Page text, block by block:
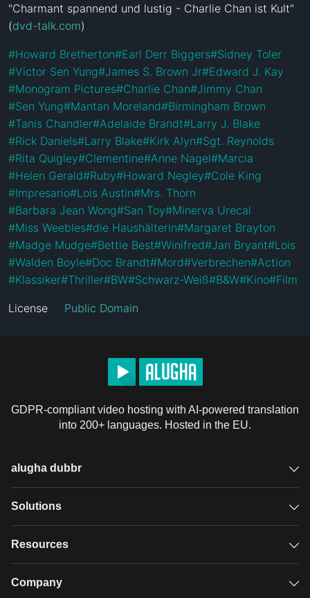
"Charmant spannend und lustig - Charlie Chan ist Kult"
(dvd-talk.com)
#Howard Bretherton#Earl Derr Biggers#Sidney Toler
#Victor Sen Yung#James S. Brown Jr#Edward J. Kay
#Monogram Pictures#Charlie Chan#Jimmy Chan
#Sen Yung#Mantan Moreland#Birmingham Brown
#Tanis Chandler#Adelaide Brandt#Larry J. Blake
#Rick Daniels#Larry Blake#Kirk Alyn#Sgt. Reynolds
#Rita Quigley#Clementine#Anne Nagel#Marcia
#Helen Gerald#Ruby#Howard Negley#Cole King
#Impresario#Lois Austin#Mrs. Thorn
#Barbara Jean Wong#San Toy#Minerva Urecal
#Miss Weebles#die Haushälterin#Margaret Brayton
#Madge Mudge#Bettie Best#Winifred#Jan Bryant#Lois
#Walden Boyle#Doc Brandt#Mord#Verbrechen#Action
#Klassiker#Thriller#BW#Schwarz-Weiß#B&W#Kino#Film
License Public Domain
GDPR-compliant video hosting with AI-powered translation
into 200+ languages. Hosted in the EU.
alugha dubbr
Overview
Solutions
GDPR video hosting
Resources
Case studies
Company